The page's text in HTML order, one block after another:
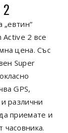
Active 2 все
цена. Със
Super
GPS,
различни
приемате и